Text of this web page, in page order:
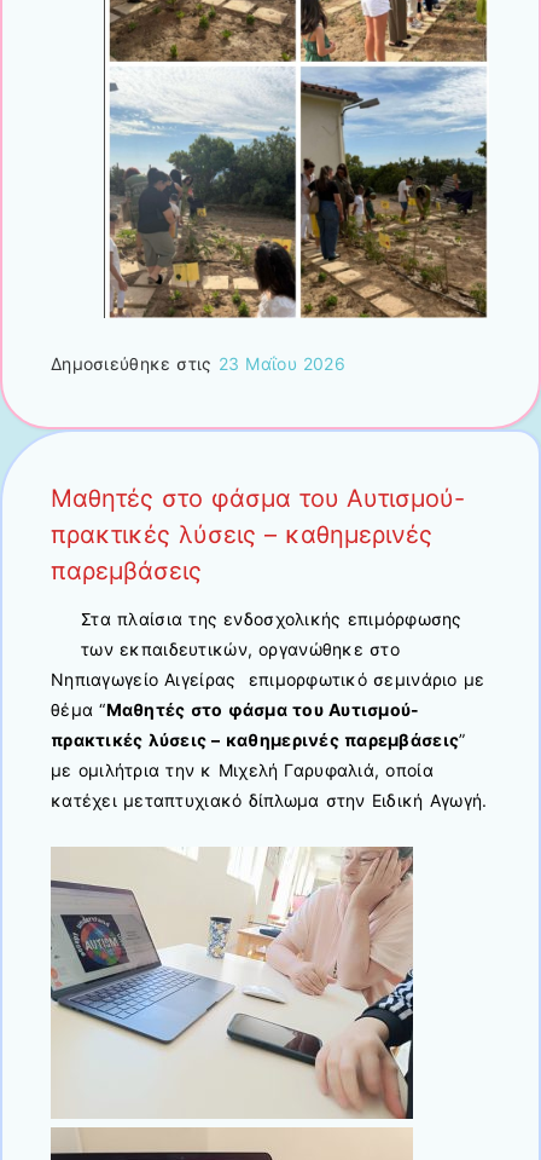
Δημοσιεύθηκε στις 23 Μαΐου 2026
Μαθητές στο φάσμα του Αυτισμού-
πρακτικές λύσεις – καθημερινές
παρεμβάσεις
Στα πλαίσια της ενδοσχολικής επιμόρφωσης
των εκπαιδευτικών, οργανώθηκε στο
Νηπιαγωγείο Αιγείρας επιμορφωτικό σεμινάριο με
θέμα “Μαθητές στο φάσμα του Αυτισμού-
πρακτικές λύσεις – καθημερινές παρεμβάσεις”
με ομιλήτρια την κ Μιχελή Γαρυφαλιά, οποία
κατέχει μεταπτυχιακό δίπλωμα στην Ειδική Αγωγή.